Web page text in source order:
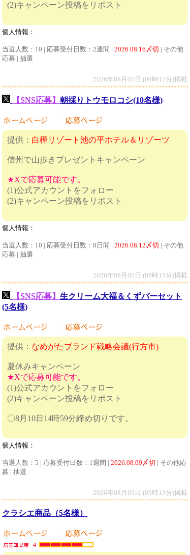
(2)キャンペーン投稿をリポスト
個人情報：
当選人数：10 | 応募受付日数：2週間 | 2026.08.16〆切 | その他
応募 | 抽選
2026年08月05日 (09時17分)掲載
【SNS応募】 朝採りトウモロコシ(10名様)
提供： 白樺リゾート池の平ホテル＆リゾーツ
信州で山歩きプレゼントキャンペーン
★Xで応募可能です。
(1)公式アカウントをフォロー
(2)キャンペーン投稿をリポスト
個人情報：
当選人数：10 | 応募受付日数：8日間 | 2026.08.12〆切 | その他
応募 | 抽選
2026年08月05日 (09時15分)掲載
【SNS応募】 生クリーム大福＆くずバーセット
(5名様)
提供： なめがたブランド戦略会議(行方市)
夏休みキャンペーン
★Xで応募可能です。
(1)公式アカウントをフォロー
(2)キャンペーン投稿をリポスト
〇8月10日14時59分締め切りです。
個人情報：
当選人数：5 | 応募受付日数：1週間 | 2026.08.09〆切 | その他応
募 | 抽選
2026年08月05日 (09時13分)掲載
クラシエ商品（5名様）